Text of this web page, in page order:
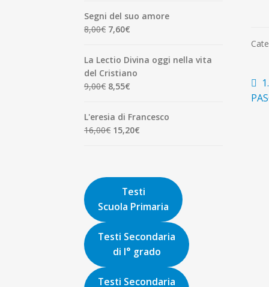
originale
era:
1,90€.
Segni del suo amore
8,00€ Il
originale
era:
8,00€.
7,60€
attuale
La Lectio Divina oggi nella vita
del Cristiano
9,00€ Il
originale
era:
9,00€.
8,55€
attuale
è:
L'eresia di Francesco
16,00€ Il
15,20€
15,20€.
Testi
Scuola Primaria
Testi Secondaria
di I° grado
Testi Secondaria